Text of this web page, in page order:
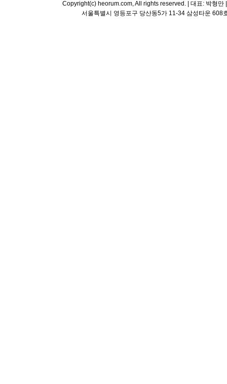
Copyright(c) heorum.com, All rights reserved. | 대표: 박형
서울특별시 영등포구 당산동5가 11-34 삼성타운